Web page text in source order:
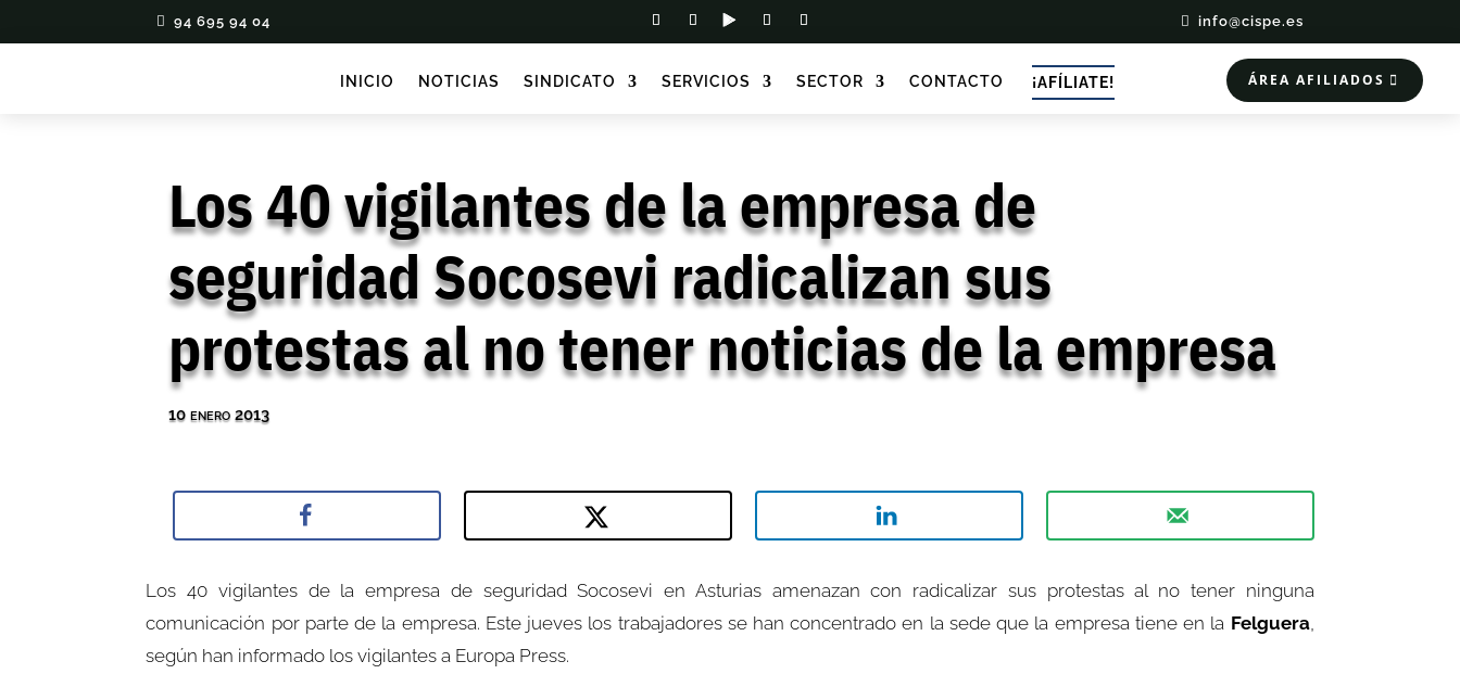
94 695 94 04 info@cispe.es
INICIO NOTICIAS SINDICATO SERVICIOS SECTOR CONTACTO ¡AFÍLIATE! ÁREA AFILIADOS
Los 40 vigilantes de la empresa de
seguridad Socosevi radicalizan sus
protestas al no tener noticias de la empresa
10 enero 2013
Los 40 vigilantes de la empresa de seguridad Socosevi en Asturias amenazan con radicalizar sus protestas al no tener ninguna
comunicación por parte de la empresa. Este jueves los trabajadores se han concentrado en la sede que la empresa tiene en la Felguera,
según han informado los vigilantes a Europa Press.